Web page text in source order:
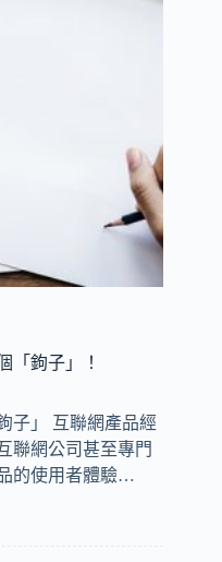
「鉤子」！
子」 互聯網產品經
聯網公司甚至專門
的使用者體驗…